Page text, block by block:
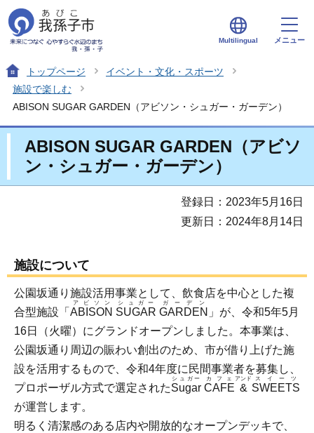
Multilingual メニュー
トップページ
イベント・文化・スポーツ
施設で楽しむ
ABISON SUGAR GARDEN（アビソン・シュガー・ガーデン）
ABISON SUGAR GARDEN（アビソ
ン・シュガー・ガーデン）
登録日：2023年5月16日
更新日：2024年8月14日
施設について
公園坂通り施設活用事業として、飲食店を中心とした複
合型施設「 ABISON
アビソン
SUGAR
シュガー
GARDEN
ガーデン
」が、令和5年5月
16日（火曜）にグランドオープンしました。本事業は、
公園坂通り周辺の賑わい創出のため、市が借り上げた施
設を活用するもので、令和4年度に民間事業者を募集し、
プロポーザル方式で選定されたSugar
シュガー
CAFE
カフェ
&
アンド
SWEETS
スイーツ
が運営します。
明るく清潔感のある店内や開放的なオープンデッキで、